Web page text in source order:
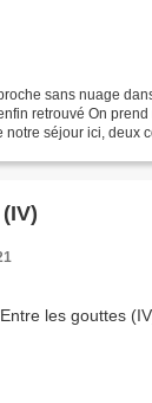
sans nuage
retrouvé On prend
notre séjour ici, deux